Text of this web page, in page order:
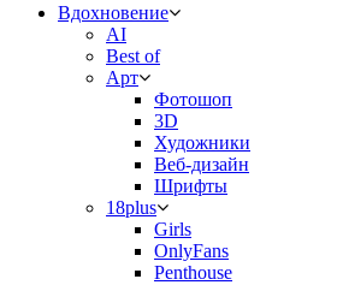
Вдохновение
AI
Best of
Арт
Фотошоп
3D
Художники
Веб-дизайн
Шрифты
18plus
Girls
OnlyFans
Penthouse